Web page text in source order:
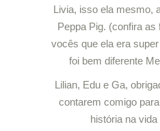
Livia, isso ela mesmo,
Peppa Pig. (confira as
vocês que ela era
foi bem diferente
Lilian, Edu e Ga,
contarem comigo
história na